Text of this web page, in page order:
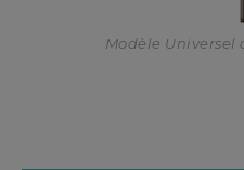
Modèle Universel